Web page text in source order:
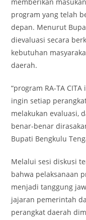
program yang telah
depan. Menurut
dievaluasi secara
kebutuhan
daerah.
“program RA-TA
ingin setiap
melakukan evaluasi,
benar-benar
Bupati Bengkulu
Melalui sesi diskusi
bahwa pelaksanaan
menjadi tanggung
jajaran pemerintah
perangkat daerah